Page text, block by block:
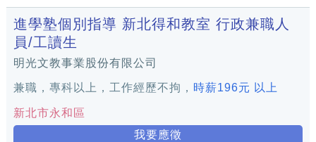
進學塾個別指導 新北得和教室 行政兼職人
員/工讀生
明光文教事業股份有限公司
兼職，專科以上，工作經歷不拘， 時薪196元 以上
新北市永和區
我要應徵